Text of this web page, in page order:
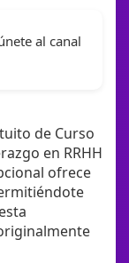
al canal
de Curso
en RRHH
ofrece